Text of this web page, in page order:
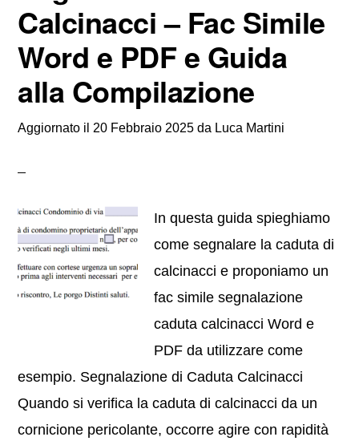
Calcinacci – Fac Simile
Word e PDF e Guida
alla Compilazione
Aggiornato il 20 Febbraio 2025 da Luca Martini
In questa guida spieghiamo
come segnalare la caduta di
calcinacci e proponiamo un
fac simile segnalazione
caduta calcinacci Word e
PDF da utilizzare come
esempio. Segnalazione di Caduta Calcinacci
Quando si verifica la caduta di calcinacci da un
cornicione pericolante, occorre agire con rapidità